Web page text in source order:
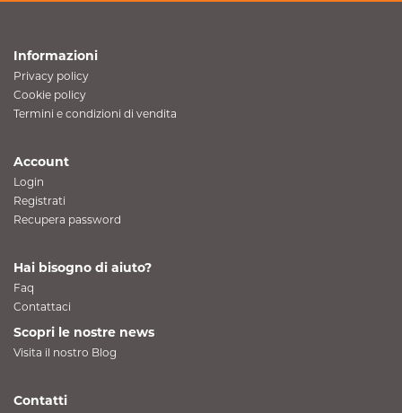
Informazioni
Privacy policy
Cookie policy
Termini e condizioni di vendita
Account
Login
Registrati
Recupera password
Hai bisogno di aiuto?
Faq
Contattaci
Scopri le nostre news
Visita il nostro Blog
Contatti